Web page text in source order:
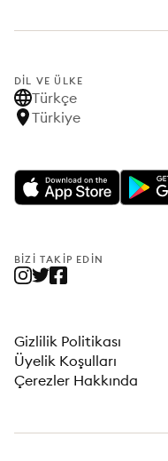
DIL VE ÜLKE
Türkçe
Türkiye
BIZI TAKIP EDIN
Gizlilik Politikası
Üyelik Koşulları
Çerezler Hakkında